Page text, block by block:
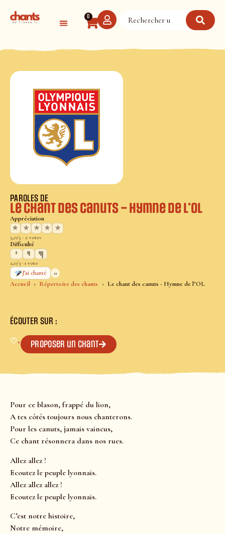
0
Accueil Répertoire des chants Le chant des canuts - Hymne de l’OL
PAROLES DE
Le chant des canuts – Hymne de l’OL
Appréciation
★
★ ★ ★ ★
5,0/5 · 2 votes
Difficulté
2,0/3 · 1 vote
J’ai chanté
0
ÉCOUTER SUR :
♡+ Proposer un chant
Pour ce blason, frappé du lion,
A tes côtés toujours nous chanterons.
Pour les canuts, jamais vaincus,
Ce chant résonnera dans nos rues.
Allez allez !
Ecoutez le peuple lyonnais.
Allez allez allez !
Ecoutez le peuple lyonnais.
C’est notre histoire,
Notre mémoire,